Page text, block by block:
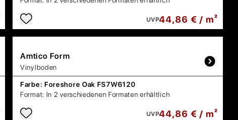
UVP44,86 € / m²
Amtico Form
Vinylboden
Farbe: Foreshore Oak FS7W6120
Format: In 2 verschiedenen Formaten erhältlich
UVP44,86 € / m²